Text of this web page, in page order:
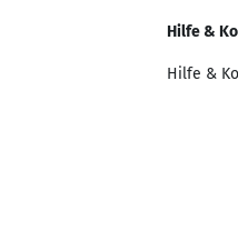
Hilfe &
Hilfe &